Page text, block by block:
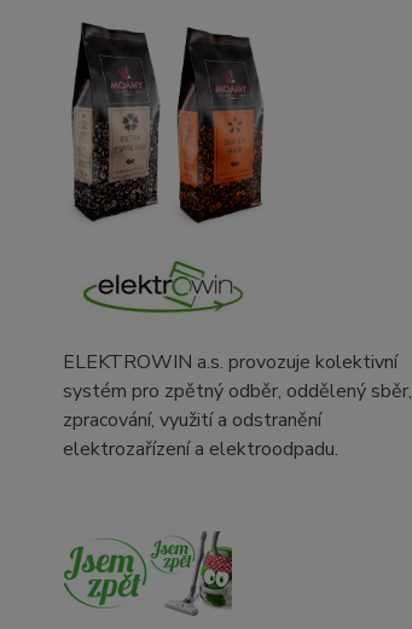
ELEKTROWIN a.s. provozuje kolektivní
systém pro zpětný odběr, oddělený sběr,
zpracování, využití a odstranění
elektrozařízení a elektroodpadu.